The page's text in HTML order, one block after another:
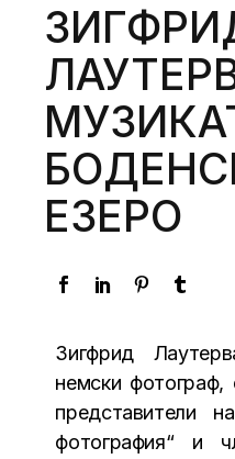
ЕЗЕРО
Зигфрид
немски
представители
фотография“ и